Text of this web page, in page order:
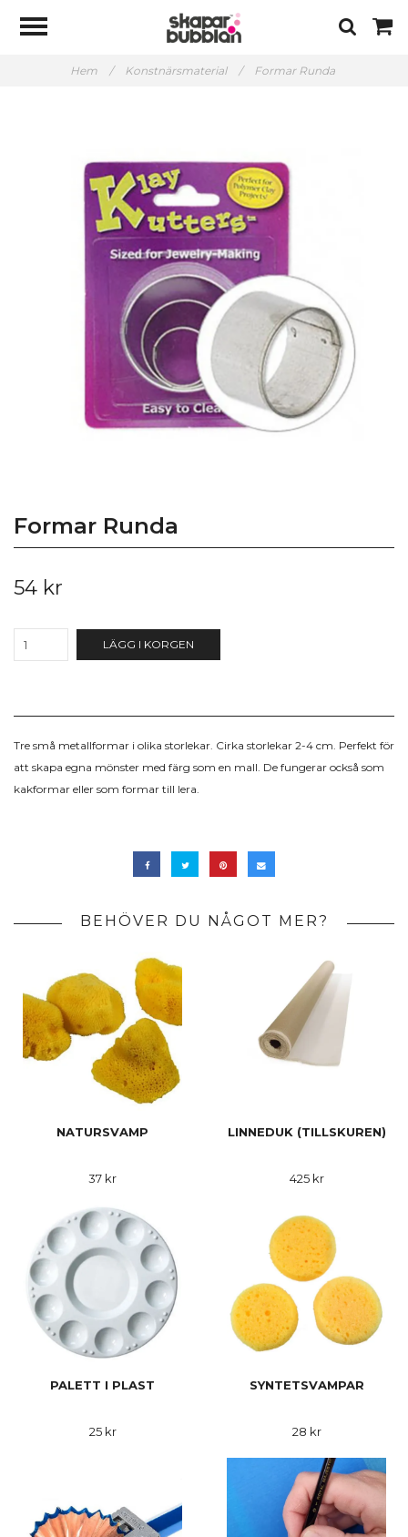
Hem / Konstnärsmaterial / Formar Runda
Formar Runda
54 kr
LÄGG I KORGEN
Tre små metallformar i olika storlekar. Cirka storlekar 2-4 cm. Perfekt för
att skapa egna mönster med färg som en mall. De fungerar också som
kakformar eller som formar till lera.
BEHÖVER DU NÅGOT MER?
NATURSVAMP
37 kr
LINNEDUK (TILLSKUREN)
425 kr
PALETT I PLAST
25 kr
SYNTETSVAMPAR
28 kr